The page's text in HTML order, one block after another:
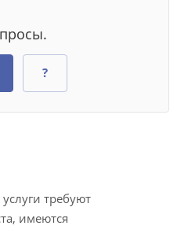
?
требуют
имеются